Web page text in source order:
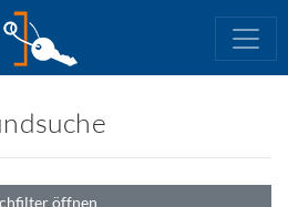
öffnen